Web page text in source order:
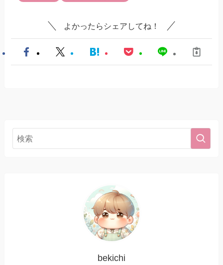
よかったらシェアしてね！
bekichi